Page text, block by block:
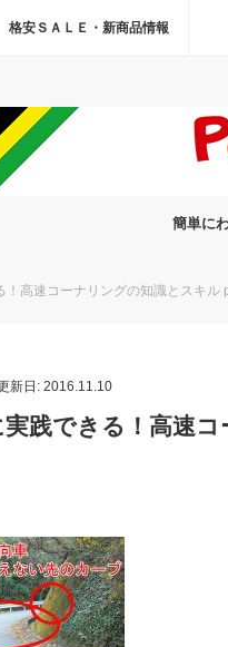
格安ＳＡＬＥ・新商品情報
簡単に
高速コーナリングの知識とスキル
新日: 2016.11.10
践できる！高速コ